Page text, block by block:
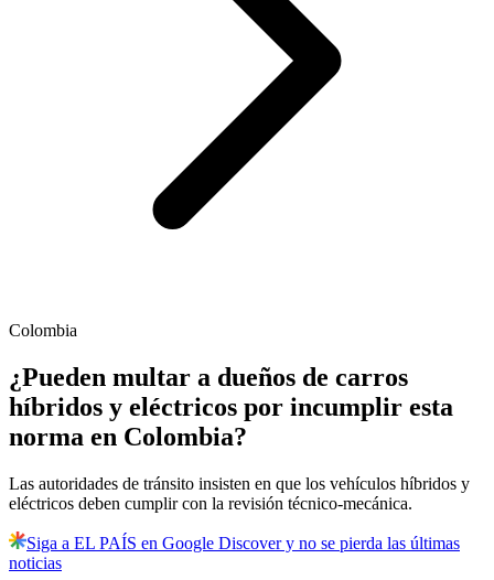
Colombia
¿Pueden multar a dueños de carros
híbridos y eléctricos por incumplir esta
norma en Colombia?
Las autoridades de tránsito insisten en que los vehículos híbridos y
eléctricos deben cumplir con la revisión técnico-mecánica.
Siga a EL PAÍS en Google Discover y no se pierda las últimas
noticias